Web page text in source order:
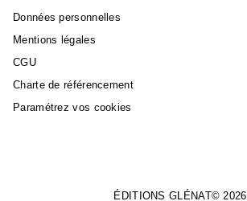
Données personnelles
Mentions légales
CGU
Charte de référencement
Paramétrez vos cookies
ÉDITIONS GLÉNAT© 2026